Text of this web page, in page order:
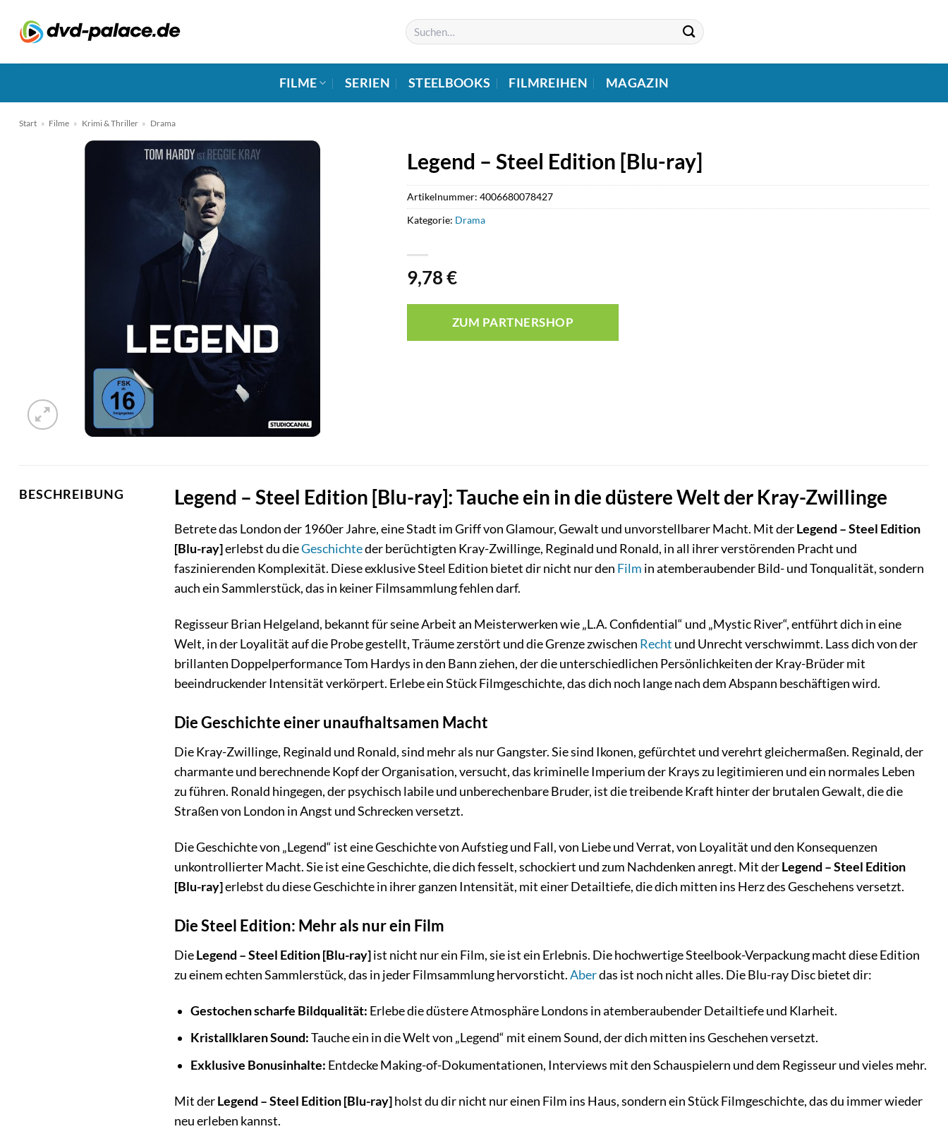
Inhalt
springen
Suchen
nach:
FILME SERIEN STEELBOOKS FILMREIHEN MAGAZIN
Start » Filme » Krimi & Thriller » Drama
Legend – Steel Edition [Blu-ray]
9,78€
ZUM PARTNERSHOP
Artikelnummer: 4006680078427
Kategorie: Drama
BESCHREIBUNG Legend – Steel Edition [Blu-ray]: Tauche ein in die düstere Welt der Kray-Zwillinge
Betrete das London der 1960er Jahre, eine Stadt im Griff von Glamour, Gewalt und unvorstellbarer Macht. Mit derLegend – Steel Edition
[Blu-ray]erlebst du dieGeschichteder berüchtigten Kray-Zwillinge, Reginald und Ronald, in all ihrer verstörenden Pracht und
faszinierenden Komplexität. Diese exklusive Steel Edition bietet dir nicht nur den Film in atemberaubender Bild- und Tonqualität, sondern
auch ein Sammlerstück, das in keiner Filmsammlung fehlen darf.
Regisseur Brian Helgeland, bekannt für seine Arbeit an Meisterwerken wie „L.A. Confidential“ und „Mystic River“, entführt dich in eine
Welt, in der Loyalität auf die Probe gestellt, Träume zerstört und die Grenze zwischen Recht und Unrecht verschwimmt. Lass dich von der
brillanten Doppelperformance Tom Hardys in den Bann ziehen, der die unterschiedlichen Persönlichkeiten der Kray-Brüder mit
beeindruckender Intensität verkörpert. Erlebe ein Stück Filmgeschichte, das dich noch lange nach dem Abspann beschäftigen wird.
Die Geschichte einer unaufhaltsamen Macht
Die Kray-Zwillinge, Reginald und Ronald, sind mehr als nur Gangster. Sie sind Ikonen, gefürchtet und verehrt gleichermaßen. Reginald, der
charmante und berechnende Kopf der Organisation, versucht, das kriminelle Imperium der Krays zu legitimieren und ein normales Leben
zu führen. Ronald hingegen, der psychisch labile und unberechenbare Bruder, ist die treibende Kraft hinter der brutalen Gewalt, die die
Straßen von London in Angst und Schrecken versetzt.
Die Geschichte von „Legend“ ist eine Geschichte von Aufstieg und Fall, von Liebe und Verrat, von Loyalität und den Konsequenzen
unkontrollierter Macht. Sie ist eine Geschichte, die dich fesselt, schockiert und zum Nachdenken anregt. Mit derLegend – Steel Edition
[Blu-ray]erlebst du diese Geschichte in ihrer ganzen Intensität, mit einer Detailtiefe, die dich mitten ins Herz des Geschehens versetzt.
Die Steel Edition: Mehr als nur ein Film
DieLegend – Steel Edition [Blu-ray]ist nicht nur ein Film, sie ist ein Erlebnis. Die hochwertige Steelbook-Verpackung macht diese Edition
zu einem echten Sammlerstück, das in jeder Filmsammlung hervorsticht.Aberdas ist noch nicht alles. Die Blu-ray Disc bietet dir:
Gestochen scharfe Bildqualität: Erlebe die düstere Atmosphäre Londons in atemberaubender Detailtiefe und Klarheit.
Kristallklaren Sound:Tauche ein in die Welt von „Legend“ mit einem Sound, der dich mitten ins Geschehen versetzt.
Exklusive Bonusinhalte: Entdecke Making-of-Dokumentationen, Interviews mit den Schauspielern und dem Regisseur und vieles mehr.
Mit derLegend – Steel Edition [Blu-ray]holst du dir nicht nur einen Film ins Haus, sondern ein Stück Filmgeschichte, das du immer wieder
neu erleben kannst.